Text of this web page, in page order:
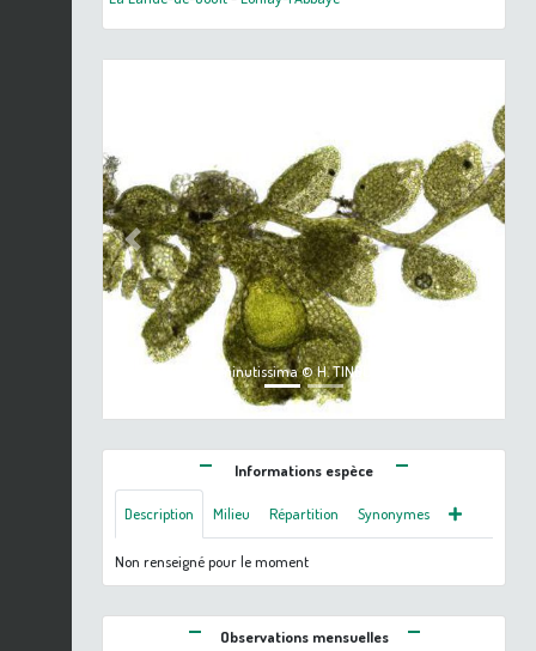
Cololejeunea minutissima © H. TINGUY - CC BY-NC-SA
Previous
Informations espèce
Description Milieu Répartition Synonymes
Non renseigné pour le moment
Observations mensuelles